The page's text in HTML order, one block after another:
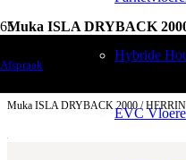
Afspraak
Hybride
EVC
Muka ISLA DRYBACK
Muka ISLA DRYBACK 2000 /